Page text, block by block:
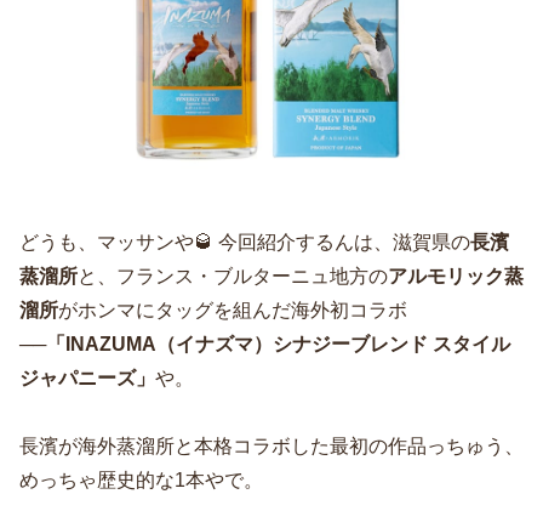
どうも、マッサンや🥃 今回紹介するんは、滋賀県の長濱
蒸溜所と、フランス・ブルターニュ地方のアルモリック蒸
溜所がホンマにタッグを組んだ海外初コラボ
──「INAZUMA（イナズマ）シナジーブレンド スタイル
ジャパニーズ」 や。
長濱が海外蒸溜所と本格コラボした最初の作品っちゅう、
めっちゃ歴史的な1本やで。